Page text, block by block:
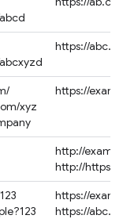
https://
xyz
https://
http://
http://
https://
https://